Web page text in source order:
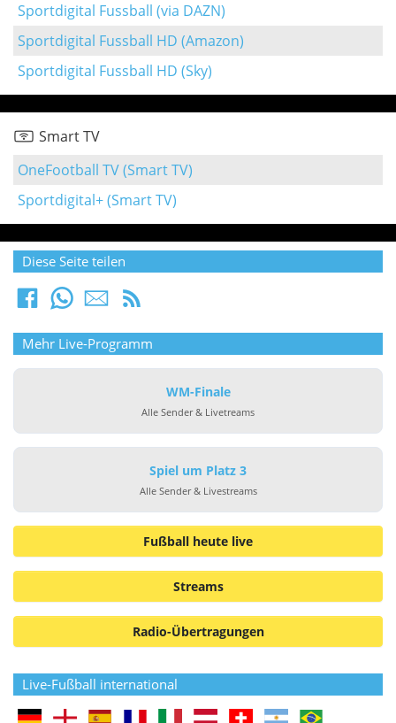
Sportdigital Fussball (via DAZN)
Sportdigital Fussball HD (Amazon)
Sportdigital Fussball HD (Sky)
Smart TV
OneFootball TV (Smart TV)
Sportdigital+ (Smart TV)
Diese Seite teilen
Mehr Live-Programm
WM-Finale
Alle Sender & Livetreams
Spiel um Platz 3
Alle Sender & Livestreams
Fußball heute live
Streams
Radio-Übertragungen
Live-Fußball international